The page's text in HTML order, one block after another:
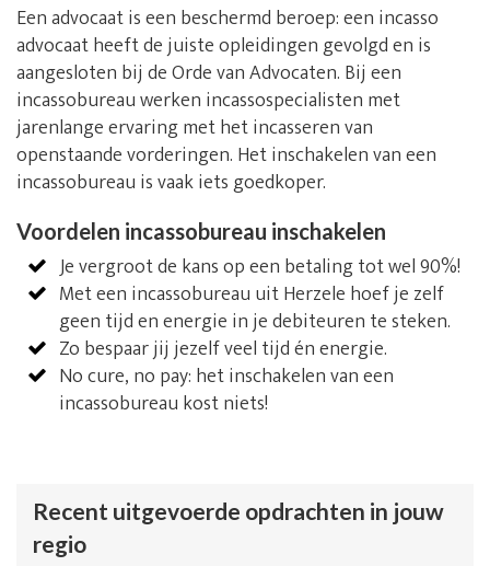
Een advocaat is een beschermd beroep: een incasso
advocaat heeft de juiste opleidingen gevolgd en is
aangesloten bij de Orde van Advocaten. Bij een
incassobureau werken incassospecialisten met
jarenlange ervaring met het incasseren van
openstaande vorderingen. Het inschakelen van een
incassobureau is vaak iets goedkoper.
Voordelen incassobureau inschakelen
Je vergroot de kans op een betaling tot wel 90%!
Met een incassobureau uit Herzele hoef je zelf
geen tijd en energie in je debiteuren te steken.
Zo bespaar jij jezelf veel tijd én energie.
No cure, no pay: het inschakelen van een
incassobureau kost niets!
Recent uitgevoerde opdrachten in jouw
regio